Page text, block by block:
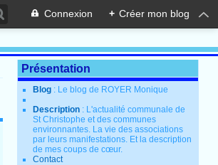
Connexion + Créer mon blog
Présentation
Blog : Le blog de ROYER Monique
Description : L'actualité communale de
St Christophe et des communes
environnantes. La vie des associations
par leurs manifestations. Et la description
de mes coups de cœur.
Contact